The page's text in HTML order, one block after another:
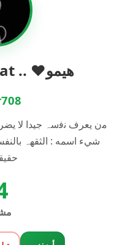
هيمو❤ .. auf Snapchat
‏ﻣن يعرف ﻧﻓسہ جيدا لا
شيء اسمه : الثقهہ